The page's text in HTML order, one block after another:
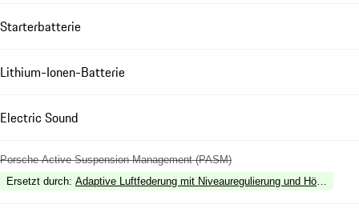
Starterbatterie
Lithium-Ionen-Batterie
Electric Sound
Porsche Active Suspension Management (PASM)
Ersetzt durch: Adaptive Luftfederung mit Niveauregulierung und